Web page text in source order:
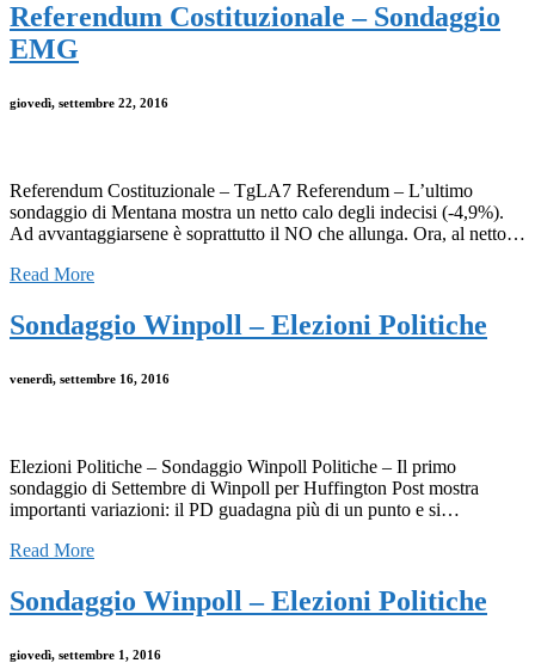
Referendum Costituzionale – Sondaggio
EMG
giovedì, settembre 22, 2016
Referendum Costituzionale – TgLA7 Referendum – L’ultimo
sondaggio di Mentana mostra un netto calo degli indecisi (-4,9%).
Ad avvantaggiarsene è soprattutto il NO che allunga. Ora, al netto…
Read More
Sondaggio Winpoll – Elezioni Politiche
venerdì, settembre 16, 2016
Elezioni Politiche – Sondaggio Winpoll Politiche – Il primo
sondaggio di Settembre di Winpoll per Huffington Post mostra
importanti variazioni: il PD guadagna più di un punto e si…
Read More
Sondaggio Winpoll – Elezioni Politiche
giovedì, settembre 1, 2016